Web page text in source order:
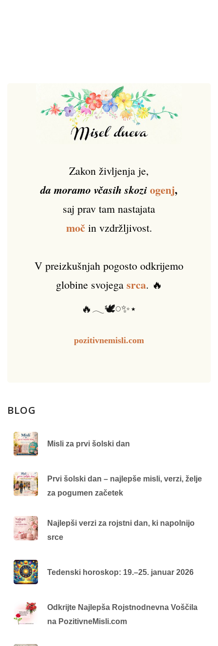
Zakon življenja je,
da moramo včasih skoziogenj,
saj prav tam nastajata
močin vzdržljivost.
V preizkušnjah pogosto odkrijemo
globine svojega srca. 🔥
🔥𓂃🕊️𓏸✨⋆
pozitivnemisli.com
BLOG
Misli za prvi šolski dan
Prvi šolski dan – najlepše misli, verzi, želje
za pogumen začetek
Najlepši verzi za rojstni dan, ki napolnijo
srce
Tedenski horoskop: 19.–25. januar 2026
Odkrijte Najlepša Rojstnodnevna Voščila
na PozitivneMisli.com